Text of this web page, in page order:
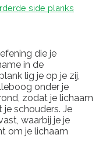
side planks
die je
in de
lig je op je zij,
onder je
zodat je lichaam
schouders. Je
waarbij je je
om je lichaam